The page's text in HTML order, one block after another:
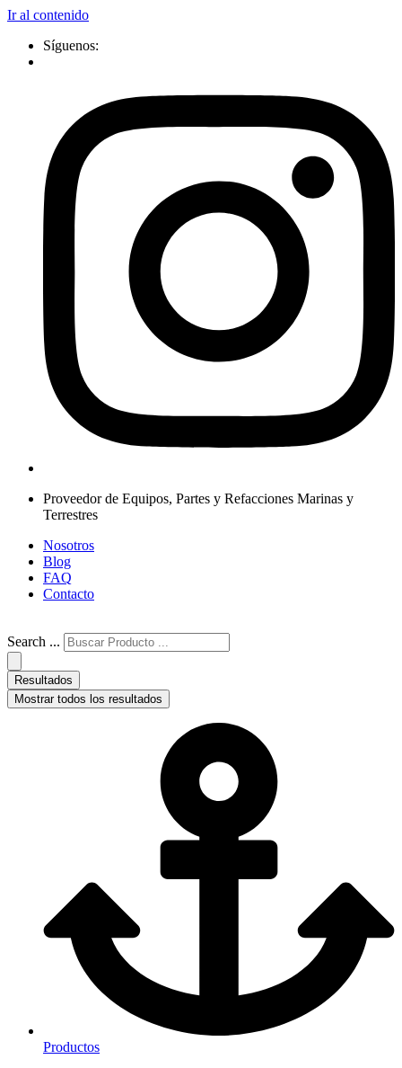
Ir al contenido
Síguenos:
Proveedor de Equipos, Partes y Refacciones Marinas y
Terrestres
Nosotros
Blog
FAQ
Contacto
Search ...
Resultados
Mostrar todos los resultados
Productos